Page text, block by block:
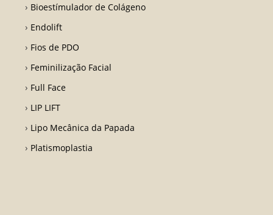
Bioestímulador de Colágeno
Endolift
Fios de PDO
Feminilização Facial
Full Face
LIP LIFT
Lipo Mecânica da Papada
Platismoplastia